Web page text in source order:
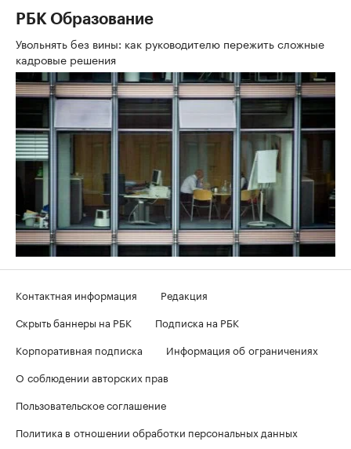
РБК Образование
Увольнять без вины: как руководителю пережить сложные
кадровые решения
Контактная информация
Редакция
Скрыть баннеры на РБК
Подписка на РБК
Корпоративная подписка
Информация об ограничениях
О соблюдении авторских прав
Пользовательское соглашение
Политика в отношении обработки персональных данных